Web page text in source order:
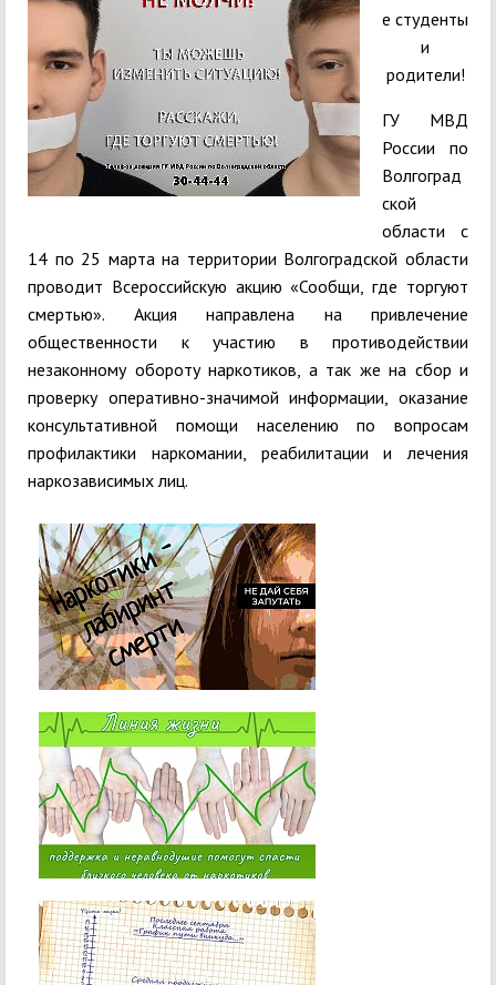
е студенты
и
родители!
ГУ МВД
России по
Волгоград
ской
области с
14 по 25 марта на территории Волгоградской области
проводит Всероссийскую акцию «Сообщи, где торгуют
смертью». Акция направлена на привлечение
общественности к участию в противодействии
незаконному обороту наркотиков, а так же на сбор и
проверку оперативно-значимой информации, оказание
консультативной помощи населению по вопросам
профилактики наркомании, реабилитации и лечения
наркозависимых лиц.